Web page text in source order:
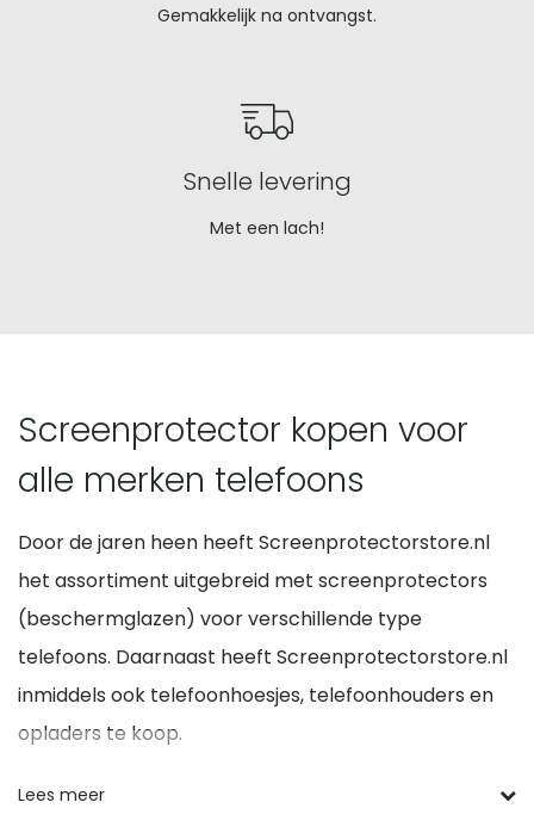
Gemakkelijk na ontvangst.
Snelle levering
Met een lach!
Screenprotector kopen voor
alle merken telefoons
Door de jaren heen heeft Screenprotectorstore.nl
het assortiment uitgebreid met screenprotectors
(beschermglazen) voor verschillende type
telefoons. Daarnaast heeft Screenprotectorstore.nl
inmiddels ook telefoonhoesjes, telefoonhouders en
opladers te koop.
Voordelen screen protector
Lees meer